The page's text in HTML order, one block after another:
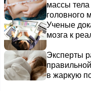
массы
головного
Ученые
мозга к
Эксперты
в жаркую